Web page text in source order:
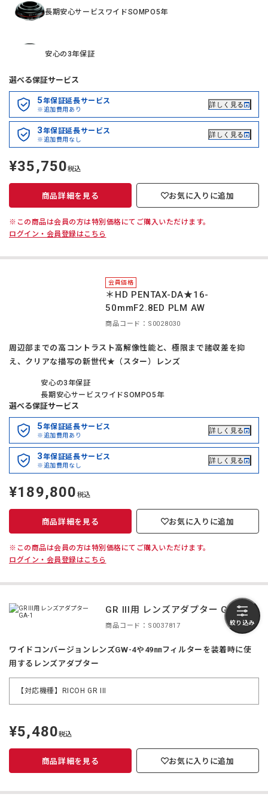
絞り込み
長期安心サービスワイドSOMPO5年
安心の3年保証
選べる保証サービス
5年保証延長サービス
※追加費用あり
詳しく見る
3年保証延長サービス
※追加費用なし
詳しく見る
定
価
¥35,750税込
商品詳細を見る お気に入りに追加
※この商品は会員の方は特別価格にてご購入いただけます。
ログイン・会員登録はこちら
会員価格
＊HD PENTAX-DA★16-
50mmF2.8ED PLM AW
商品コード：S0028030
周辺部までの高コントラスト高解像性能と、極限まで諸収差を抑
え、クリアな描写の新世代★（スター）レンズ
安心の3年保証
長期安心サービスワイドSOMPO5年
選べる保証サービス
5年保証延長サービス
※追加費用あり
詳しく見る
3年保証延長サービス
※追加費用なし
詳しく見る
定
価
¥189,800 税込
商品詳細を見る お気に入りに追加
※この商品は会員の方は特別価格にてご購入いただけます。
ログイン・会員登録はこちら
GR III用 レンズアダプター GA-1
商品コード：S0037817
ワイドコンバージョンレンズGW-4や49㎜フィルターを装着時に使
用するレンズアダプター
【対応機種】RICOH GR III
定
価
¥5,480税込
商品詳細を見る お気に入りに追加